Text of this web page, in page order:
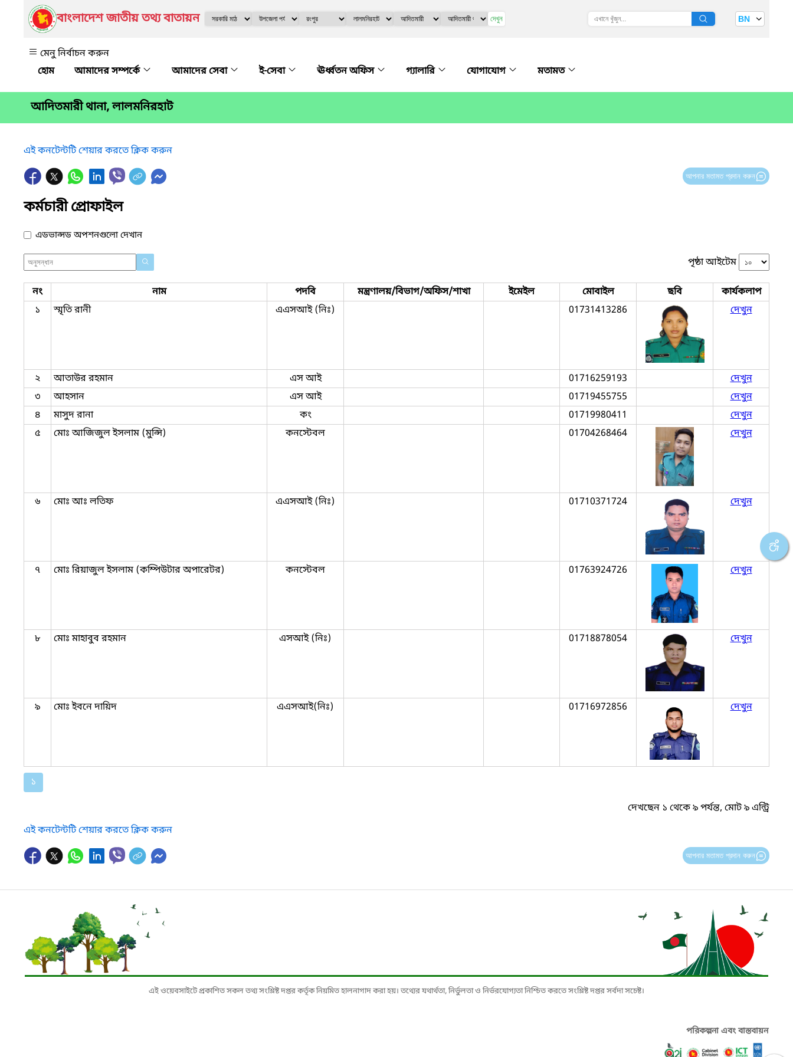
বাংলাদেশ জাতীয় তথ্য বাতায়ন দেখুন BN
মেনু নির্বাচন করুন
আমাদের সম্পর্কে
আমাদের সেবা ই-সেবা ঊর্ধ্বতন অফিস গ্যালারি যোগাযোগ মতামত
আদিতমারী থানা, লালমনিরহাট
এই কনটেন্টটি শেয়ার করতে ক্লিক করুন
আপনার মতামত প্রদান করুন
কর্মচারী প্রোফাইল
এডভান্সড অপশনগুলো দেখান
পৃষ্ঠা আইটেম
নং নাম পদবি মন্ত্রণালয়/বিভাগ/অফিস/শাখা ইমেইল মোবাইল ছবি
কার্যকলাপ
১
স্মৃতি রানী এএসআই (নিঃ) 01731413286 দেখুন
২ আতাউর রহমান এস আই 01716259193
দেখুন
৩
আহসান এস আই 01719455755
দেখুন
৪
মাসুদ রানা কং 01719980411
দেখুন
৫
মোঃ আজিজুল ইসলাম (মুন্সি) কনস্টেবল 01704268464 দেখুন
৬ মোঃ আঃ লতিফ এএসআই (নিঃ) 01710371724 দেখুন
৭ মোঃ রিয়াজুল ইসলাম (কম্পিউটার অপারেটর) কনস্টেবল 01763924726 দেখুন
৮ মোঃ মাহাবুব রহমান এসআই (নিঃ) 01718878054 দেখুন
৯ মোঃ ইবনে দায়িদ এএসআই(নিঃ) 01716972856 দেখুন
১
দেখছেন ১ থেকে ৯ পর্যন্ত, মোট ৯ এন্ট্রি
এই কনটেন্টটি শেয়ার করতে ক্লিক করুন
আপনার মতামত প্রদান করুন
এই ওয়েবসাইটে প্রকাশিত সকল তথ্য সংশ্লিষ্ট দপ্তর কর্তৃক নিয়মিত হালনাগাদ করা হয়। তথ্যের যথার্থতা, নির্ভুলতা ও নির্ভরযোগ্যতা নিশ্চিত করতে সংশ্লিষ্ট দপ্তর সর্বদা সচেষ্ট।
পরিকল্পনা এবং বাস্তবায়ন